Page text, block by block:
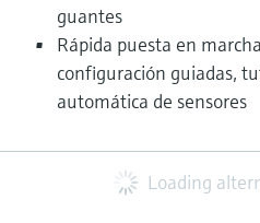
guantes
Rápida puesta en
configuración guiadas,
automática de sensores
Loading